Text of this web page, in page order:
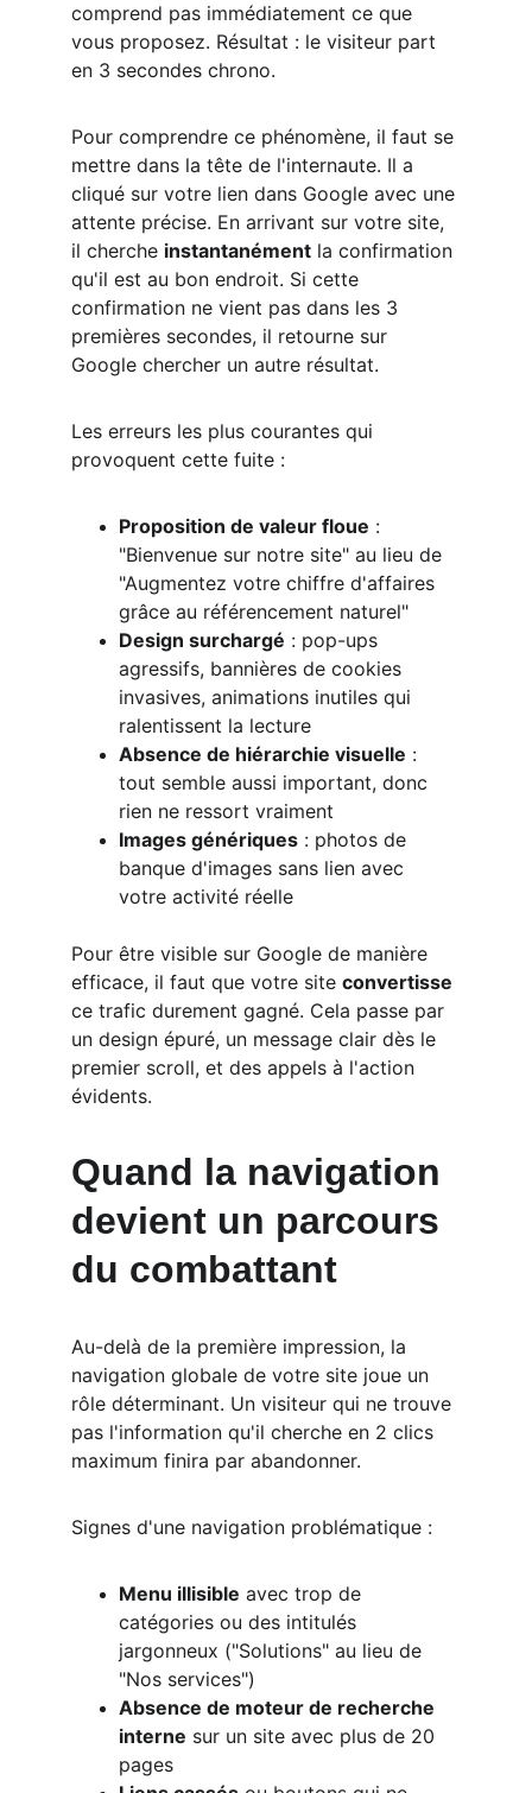
comprend pas immédiatement ce que
vous proposez. Résultat : le visiteur part
en 3 secondes chrono.
Pour comprendre ce phénomène, il faut se
mettre dans la tête de l'internaute. Il a
cliqué sur votre lien dans Google avec une
attente précise. En arrivant sur votre site,
il cherche instantanément la confirmation
qu'il est au bon endroit. Si cette
confirmation ne vient pas dans les 3
premières secondes, il retourne sur
Google chercher un autre résultat.
Les erreurs les plus courantes qui
provoquent cette fuite :
Proposition de valeur floue :
"Bienvenue sur notre site" au lieu de
"Augmentez votre chiffre d'affaires
grâce au référencement naturel"
Design surchargé : pop-ups
agressifs, bannières de cookies
invasives, animations inutiles qui
ralentissent la lecture
Absence de hiérarchie visuelle :
tout semble aussi important, donc
rien ne ressort vraiment
Images génériques : photos de
banque d'images sans lien avec
votre activité réelle
Pour être visible sur Google de manière
efficace, il faut que votre site convertisse
ce trafic durement gagné. Cela passe par
un design épuré, un message clair dès le
premier scroll, et des appels à l'action
évidents.
Quand la navigation
devient un parcours
du combattant
Au-delà de la première impression, la
navigation globale de votre site joue un
rôle déterminant. Un visiteur qui ne trouve
pas l'information qu'il cherche en 2 clics
maximum finira par abandonner.
Signes d'une navigation problématique :
Menu illisible avec trop de
catégories ou des intitulés
jargonneux ("Solutions" au lieu de
"Nos services")
Absence de moteur de recherche
interne sur un site avec plus de 20
pages